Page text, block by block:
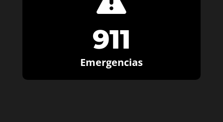
911
Emergencias